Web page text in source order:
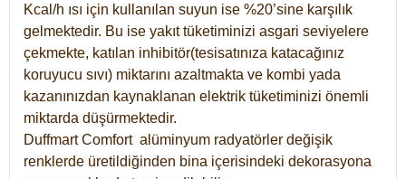
Kcal/h ısı için kullanılan suyun ise %20’sine karşılık
gelmektedir. Bu ise yakıt tüketiminizi asgari seviyelere
çekmekte, katılan inhibitör(tesisatınıza katacağınız
koruyucu sıvı) miktarını azaltmakta ve kombi yada
kazanınızdan kaynaklanan elektrik tüketiminizi önemli
miktarda düşürmektedir.
Duffmart Comfort alüminyum radyatörler değişik
renklerde üretildiğinden bina içerisindeki dekorasyona